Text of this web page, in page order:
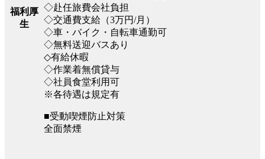
福利厚
生
◇赴任旅費会社負担
◇交通費支給（3万円/月）
◇車・バイク・自転車通勤可
◇無料送迎バスあり
◇有給休暇
◇作業着無償貸与
◇社員食堂利用可
※各待遇は規定有
■受動喫煙防止対策
全面禁煙